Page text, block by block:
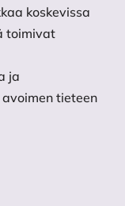
koskevissa
toimivat
ja
avoimen tieteen